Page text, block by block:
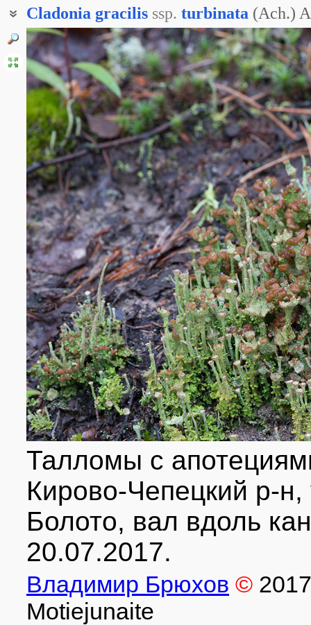
Cladonia gracilis ssp. turbinata (Ach.)
Кладония грациозная кеглевидная
Кладония грациозная кубарчатая
Талломы с
Кирово-Чепецкий р-
Болото, вал вдоль
20.07.2017.
Владимир Брюхов © 2017
Motiejunaite